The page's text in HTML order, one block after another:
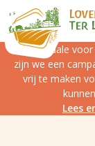
Loverendale
zijn we een
vrij te maken
Lees